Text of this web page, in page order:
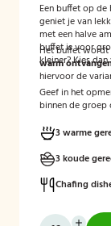
Een buffet op
geniet je van
met een halve
buffet is voor
kleiner? Kies
Het buffet
warm
hiervoor de
Geef in het
binnen de
3 warme
3 koude
Chafing